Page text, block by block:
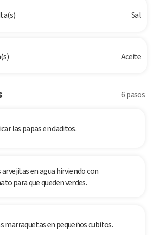
Sal
Aceite
6 pasos
las papas en daditos.
arvejitas en agua hirviendo con
para que queden verdes.
marraquetas en pequeños cubitos.